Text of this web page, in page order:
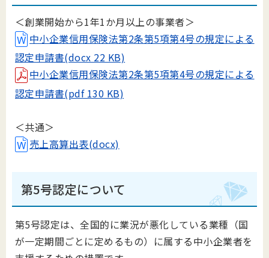
＜創業開始から1年1か月以上の事業者＞
中小企業信用保険法第2条第5項第4号の規定による
認定申請書(docx 22 KB)
中小企業信用保険法第2条第5項第4号の規定による
認定申請書(pdf 130 KB)
＜共通＞
売上高算出表(docx)
第5号認定について
第5号認定は、全国的に業況が悪化している業種（国
が一定期間ごとに定めるもの）に属する中小企業者を